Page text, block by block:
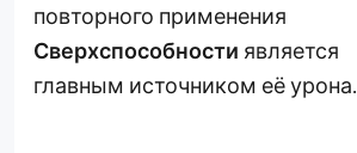
повторного применения
Сверхспособности является
главным источником её урона.